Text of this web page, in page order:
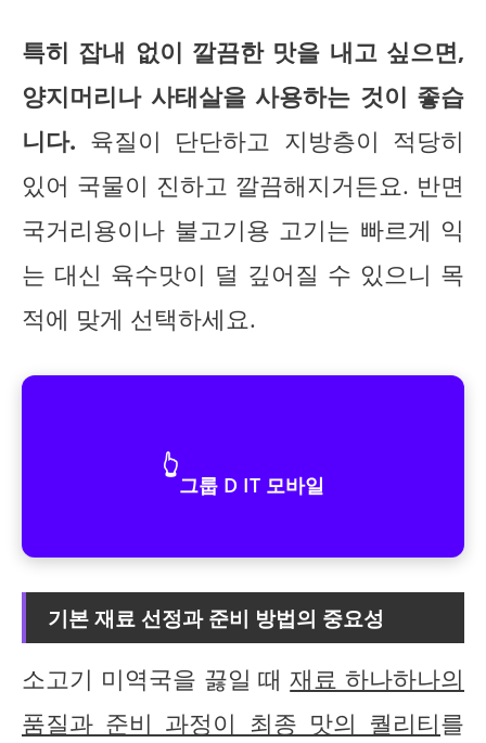
특히 잡내 없이 깔끔한 맛을 내고 싶으면,
양지머리나 사태살을 사용하는 것이 좋습
니다. 육질이 단단하고 지방층이 적당히
있어 국물이 진하고 깔끔해지거든요. 반면
국거리용이나 불고기용 고기는 빠르게 익
는 대신 육수맛이 덜 깊어질 수 있으니 목
적에 맞게 선택하세요.
👆
그룹 D IT 모바일
기본 재료 선정과 준비 방법의 중요성
소고기 미역국을 끓일 때재료 하나하나의
품질과 준비 과정이 최종 맛의 퀄리티를